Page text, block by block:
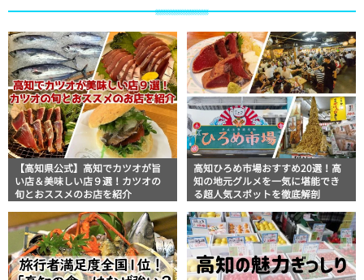
【高知県公式】高知でカツオが旨
い店＆美味しい店９選！カツオの
旬とおススメのお店を紹介
高知ひろめ市場おすすめ20選！高
知の地元グルメを一気に堪能でき
る超人気スポットを徹底解剖